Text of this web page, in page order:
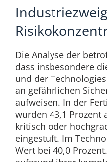
Die Analyse der
dass insbesondere
und der
an gefährlichen
aufweisen. In der
wurden 43,1 Prozent
kritisch oder
eingestuft. Im
Wert bei 40,0